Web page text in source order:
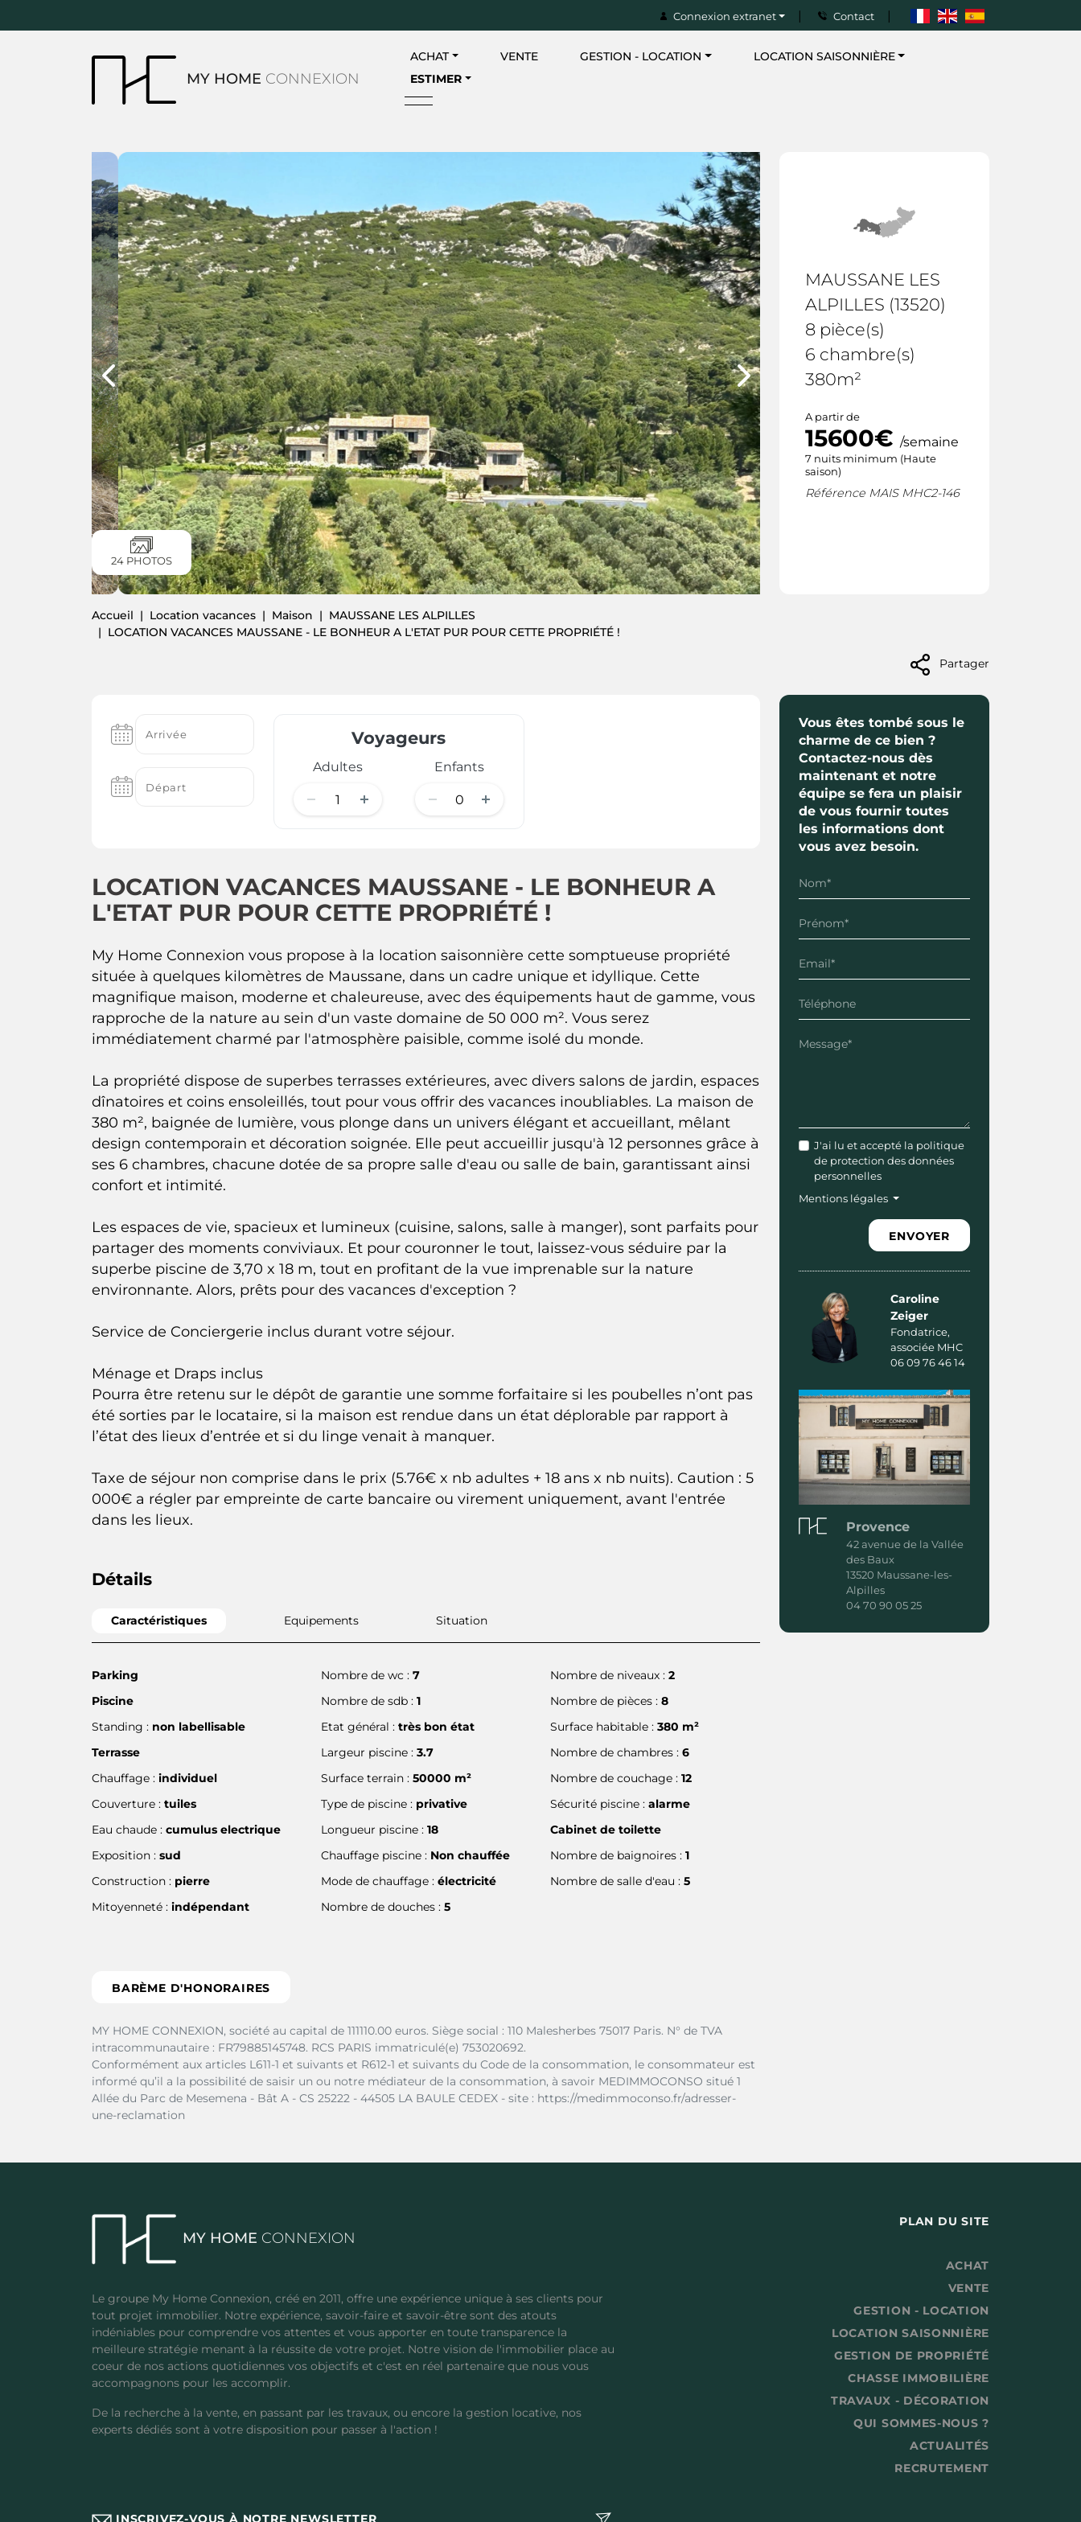
Connexion extranet | Contact |
MY HOME CONNEXION
ACHAT VENTE GESTION - LOCATION
LOCATION SAISONNIÈRE
ESTIMER
24 PHOTOS
MAUSSANE LES
ALPILLES (13520)
8 pièce(s)
6 chambre(s)
380m²
A partir de
15600€ /semaine
7 nuits minimum (Haute
saison)
Référence MAIS MHC2-146
Accueil Location vacances Maison
MAUSSANE LES ALPILLES
LOCATION VACANCES MAUSSANE - LE BONHEUR A L'ETAT PUR POUR CETTE PROPRIÉTÉ !
Voyageurs
Adultes Enfants
LOCATION VACANCES MAUSSANE - LE BONHEUR A
L'ETAT PUR POUR CETTE PROPRIÉTÉ !
My Home Connexion vous propose à la location saisonnière cette somptueuse propriété
située à quelques kilomètres de Maussane, dans un cadre unique et idyllique. Cette
magnifique maison, moderne et chaleureuse, avec des équipements haut de gamme, vous
rapproche de la nature au sein d'un vaste domaine de 50 000 m². Vous serez
immédiatement charmé par l'atmosphère paisible, comme isolé du monde.
La propriété dispose de superbes terrasses extérieures, avec divers salons de jardin, espaces
dînatoires et coins ensoleillés, tout pour vous offrir des vacances inoubliables. La maison de
380 m², baignée de lumière, vous plonge dans un univers élégant et accueillant, mêlant
design contemporain et décoration soignée. Elle peut accueillir jusqu'à 12 personnes grâce à
ses 6 chambres, chacune dotée de sa propre salle d'eau ou salle de bain, garantissant ainsi
confort et intimité.
Les espaces de vie, spacieux et lumineux (cuisine, salons, salle à manger), sont parfaits pour
partager des moments conviviaux. Et pour couronner le tout, laissez-vous séduire par la
superbe piscine de 3,70 x 18 m, tout en profitant de la vue imprenable sur la nature
environnante. Alors, prêts pour des vacances d'exception ?
Service de Conciergerie inclus durant votre séjour.
Ménage et Draps inclus
Pourra être retenu sur le dépôt de garantie une somme forfaitaire si les poubelles n’ont pas
été sorties par le locataire, si la maison est rendue dans un état déplorable par rapport à
l’état des lieux d’entrée et si du linge venait à manquer.
Taxe de séjour non comprise dans le prix (5.76€ x nb adultes + 18 ans x nb nuits). Caution : 5
000€ a régler par empreinte de carte bancaire ou virement uniquement, avant l'entrée
dans les lieux.
Détails
Caractéristiques Equipements Situation
Parking
Piscine
Standing : non labellisable
Terrasse
Chauffage : individuel
Couverture : tuiles
Eau chaude : cumulus electrique
Exposition : sud
Construction : pierre
Mitoyenneté : indépendant
Nombre de wc : 7
Nombre de sdb : 1
Etat général : très bon état
Largeur piscine : 3.7
Surface terrain : 50000 m²
Type de piscine : privative
Longueur piscine : 18
Chauffage piscine : Non chauffée
Mode de chauffage : électricité
Nombre de douches : 5
Nombre de niveaux : 2
Nombre de pièces : 8
Surface habitable : 380 m²
Nombre de chambres : 6
Nombre de couchage : 12
Sécurité piscine : alarme
Cabinet de toilette
Nombre de baignoires : 1
Nombre de salle d'eau : 5
BARÈME D'HONORAIRES
MY HOME CONNEXION, société au capital de 111110.00 euros. Siège social : 110 Malesherbes 75017 Paris. N° de TVA
intracommunautaire : FR79885145748. RCS PARIS immatriculé(e) 753020692.
Conformément aux articles L611-1 et suivants et R612-1 et suivants du Code de la consommation, le consommateur est
informé qu’il a la possibilité de saisir un ou notre médiateur de la consommation, à savoir MEDIMMOCONSO situé 1
Allée du Parc de Mesemena - Bât A - CS 25222 - 44505 LA BAULE CEDEX - site : https://medimmoconso.fr/adresser-
une-reclamation
Partager
Vous êtes tombé sous le
charme de ce bien ?
Contactez-nous dès
maintenant et notre
équipe se fera un plaisir
de vous fournir toutes
les informations dont
vous avez besoin.
J'ai lu et accepté la politique
de protection des données
personnelles
Mentions légales
ENVOYER
Caroline
Zeiger
Fondatrice,
associée MHC
06 09 76 46 14
Provence
42 avenue de la Vallée
des Baux
13520 Maussane-les-
Alpilles
04 70 90 05 25
MY HOME CONNEXION
Le groupe My Home Connexion, créé en 2011, offre une expérience unique à ses clients pour
tout projet immobilier. Notre expérience, savoir-faire et savoir-être sont des atouts
indéniables pour comprendre vos attentes et vous apporter en toute transparence la
meilleure stratégie menant à la réussite de votre projet. Notre vision de l'immobilier place au
coeur de nos actions quotidiennes vos objectifs et c'est en réel partenaire que nous vous
accompagnons pour les accomplir.
De la recherche à la vente, en passant par les travaux, ou encore la gestion locative, nos
experts dédiés sont à votre disposition pour passer à l'action !
PLAN DU SITE
ACHAT
VENTE
GESTION - LOCATION
LOCATION SAISONNIÈRE
GESTION DE PROPRIÉTÉ
CHASSE IMMOBILIÈRE
TRAVAUX - DÉCORATION
QUI SOMMES-NOUS ?
ACTUALITÉS
RECRUTEMENT